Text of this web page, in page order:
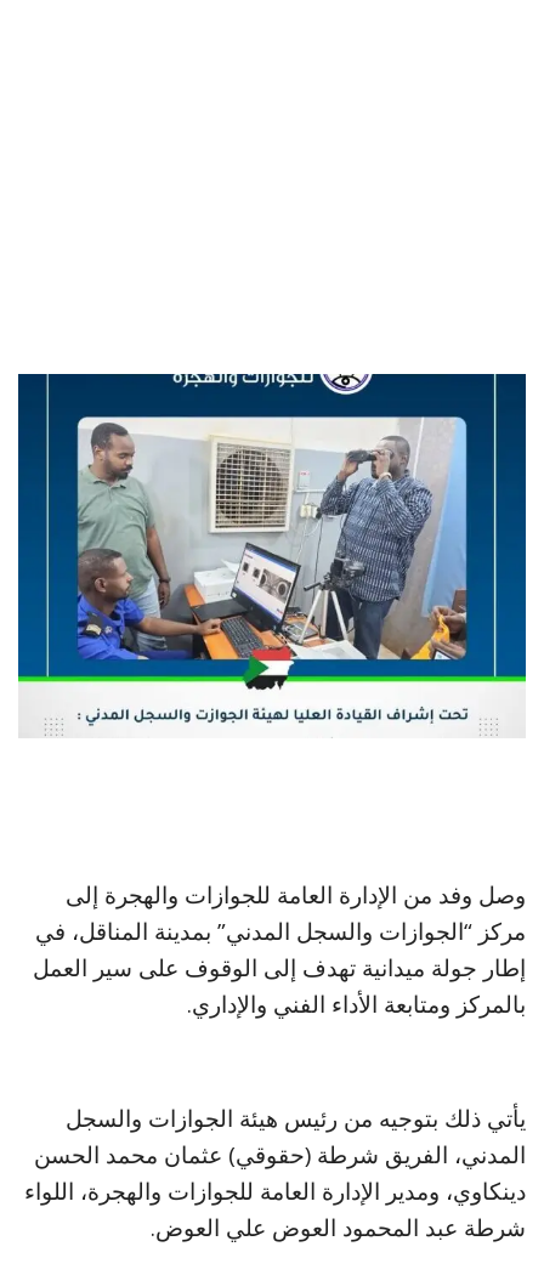
​وصل وفد من الإدارة العامة للجوازات والهجرة إلى
مركز “الجوازات والسجل المدني” بمدينة المناقل، في
إطار جولة ميدانية تهدف إلى الوقوف على سير العمل
بالمركز ومتابعة الأداء الفني والإداري.
يأتي ذلك بتوجيه من رئيس هيئة الجوازات والسجل
المدني، الفريق شرطة (حقوقي) عثمان محمد الحسن
دينكاوي، ومدير الإدارة العامة للجوازات والهجرة، اللواء
شرطة عبد المحمود العوض علي العوض.